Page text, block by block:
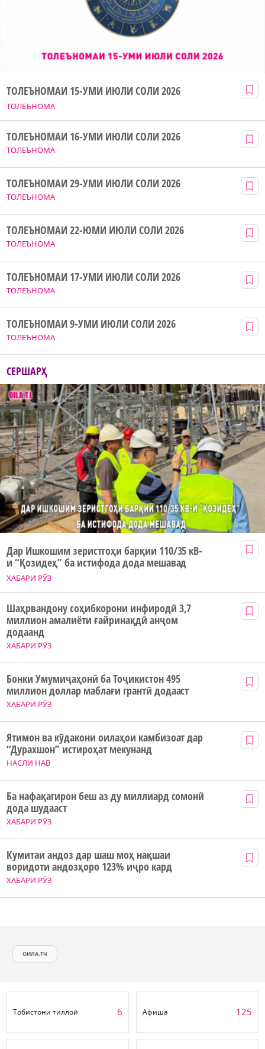
ТОЛЕЪНОМА
ТОЛЕЪНОМАИ 15-УМИ ИЮЛИ СОЛИ 2026
ТОЛЕЪНОМА
ТОЛЕЪНОМАИ 16-УМИ ИЮЛИ СОЛИ 2026
ТОЛЕЪНОМА
ТОЛЕЪНОМАИ 29-УМИ ИЮЛИ СОЛИ 2026
ТОЛЕЪНОМА
ТОЛЕЪНОМАИ 22-ЮМИ ИЮЛИ СОЛИ 2026
ТОЛЕЪНОМА
ТОЛЕЪНОМАИ 17-УМИ ИЮЛИ СОЛИ 2026
ТОЛЕЪНОМА
ТОЛЕЪНОМАИ 9-УМИ ИЮЛИ СОЛИ 2026
СЕРШАРҲ
ХАБАРИ РӮЗ
Дар Ишкошим зеристгоҳи барқии 110/35 кВ-
и “Қозидеҳ” ба истифода дода мешавад
ХАБАРИ РӮЗ
Шаҳрвандону соҳибкорони инфиродӣ 3,7
миллион амалиёти ғайринақдӣ анҷом
додаанд
ХАБАРИ РӮЗ
Бонки Умумиҷаҳонӣ ба Тоҷикистон 495
миллион доллар маблағи грантӣ додааст
НАСЛИ НАВ
Ятимон ва кӯдакони оилаҳои камбизоат дар
“Дурахшон” истироҳат мекунанд
ХАБАРИ РӮЗ
Ба нафақагирон беш аз ду миллиард сомонӣ
дода шудааст
ХАБАРИ РӮЗ
Кумитаи андоз дар шаш моҳ нақшаи
воридоти андозҳоро 123% иҷро кард
ОИЛА.ТЧ
Тобистони тиллоӣ 6 Афиша 125